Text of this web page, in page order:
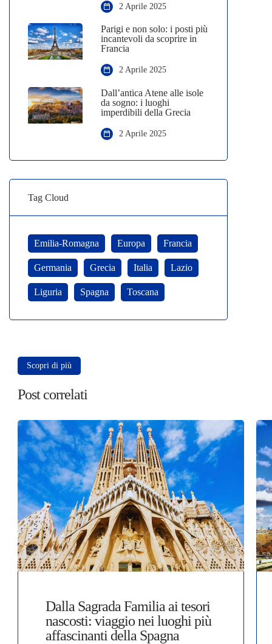
2 Aprile 2025
Parigi e non solo: i posti più
incantevoli da scoprire in
Francia
2 Aprile 2025
Dall’antica Atene alle isole
da sogno: i luoghi
imperdibili della Grecia
2 Aprile 2025
Tag Cloud
Emilia-Romagna Europa Francia
Germania Grecia Italia Lazio
Liguria Spagna Toscana
Scopri di più
Post correlati
Dalla Sagrada Familia ai tesori
nascosti: viaggio nei luoghi più
affascinanti della Spagna